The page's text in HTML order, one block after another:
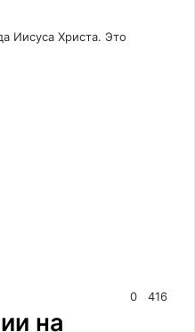
Иисуса Христа. Это
0 416
на